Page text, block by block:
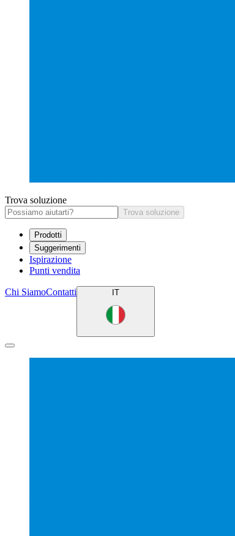
Trova soluzione
Trova soluzione
Prodotti
Suggerimenti
Ispirazione
Punti vendita
Chi SiamoContatti IT